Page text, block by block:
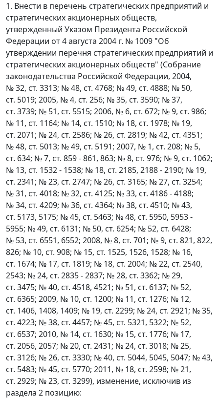
1. Внести в перечень стратегических предприятий и
стратегических акционерных обществ,
утвержденный Указом Президента Российской
Федерации от 4 августа 2004 г. № 1009 "Об
утверждении перечня стратегических предприятий и
стратегических акционерных обществ" (Собрание
законодательства Российской Федерации, 2004,
№ 32, ст. 3313; № 48, ст. 4768; № 49, ст. 4888; № 50,
ст. 5019; 2005, № 4, ст. 256; № 35, ст. 3590; № 37,
ст. 3739; № 51, ст. 5515; 2006, № 6, ст. 672; № 9, ст. 986;
№ 11, ст. 1164; № 14, ст. 1510; № 18, ст. 1978; № 19,
ст. 2071; № 24, ст. 2586; № 26, ст. 2819; № 42, ст. 4351;
№ 48, ст. 5013; № 49, ст. 5191; 2007, № 1, ст. 208; № 5,
ст. 634; № 7, ст. 859 - 861, 863; № 8, ст. 976; № 9, ст. 1062;
№ 13, ст. 1532 - 1538; № 18, ст. 2185, 2188 - 2190; № 19,
ст. 2341; № 23, ст. 2747; № 26, ст. 3165; № 27, ст. 3254;
№ 31, ст. 4018; № 32, ст. 4125; № 33, ст. 4186 - 4188;
№ 34, ст. 4209; № 36, ст. 4364; № 38, ст. 4510; № 43,
ст. 5173, 5175; № 45, ст. 5463; № 48, ст. 5950, 5953 -
5955; № 49, ст. 6131; № 50, ст. 6254; № 52, ст. 6428;
№ 53, ст. 6551, 6552; 2008, № 8, ст. 701; № 9, ст. 821, 822,
826; № 10, ст. 908; № 15, ст. 1525, 1526, 1528; № 16,
ст. 1674; № 17, ст. 1819; № 18, ст. 2004; № 22, ст. 2540,
2543; № 24, ст. 2835 - 2837; № 28, ст. 3362; № 29,
ст. 3475; № 40, ст. 4518, 4521; № 51, ст. 6137; № 52,
ст. 6365; 2009, № 10, ст. 1200; № 11, ст. 1276; № 12,
ст. 1406, 1408, 1409; № 19, ст. 2299; № 24, ст. 2921; № 35,
ст. 4223; № 38, ст. 4457; № 45, ст. 5321, 5322; № 52,
ст. 6537; 2010, № 14, ст. 1630; № 15, ст. 1776; № 17,
ст. 2056, 2057; № 20, ст. 2431; № 24, ст. 3018; № 25,
ст. 3126; № 26, ст. 3330; № 40, ст. 5044, 5045, 5047; № 43,
ст. 5483; № 45, ст. 5770; 2011, № 18, ст. 2598; № 21,
ст. 2929; № 23, ст. 3299), изменение, исключив из
раздела 2 позицию: